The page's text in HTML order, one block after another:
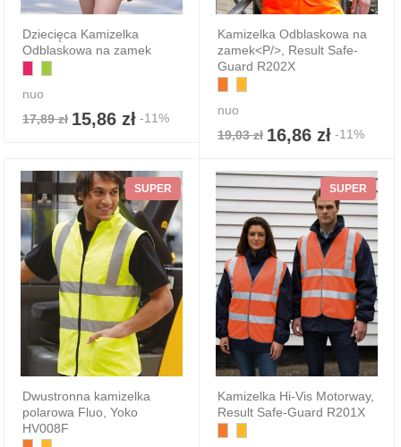
Dziecięca Kamizelka
Odblaskowa na zamek
nuo
17,89 zł 15,86 zł -11%
Kamizelka Odblaskowa na
zamek<P/>, Result Safe-
Guard R202X
nuo
19,03 zł 16,86 zł -11%
SUPER
Dwustronna kamizelka
polarowa Fluo, Yoko
HV008F
SUPER
Kamizelka Hi-Vis Motorway,
Result Safe-Guard R201X